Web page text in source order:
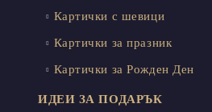
Картички с шевици
Картички за празник
Картички за Рожден Ден
ИДЕИ ЗА ПОДАРЪК